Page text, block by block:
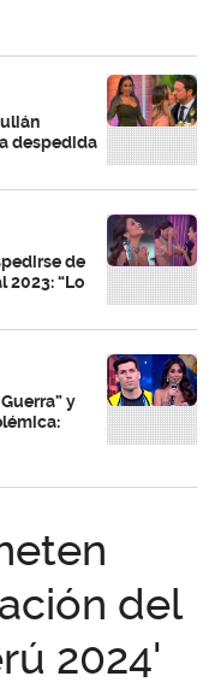
despedida
de
2023: “Lo
y
del
2024'